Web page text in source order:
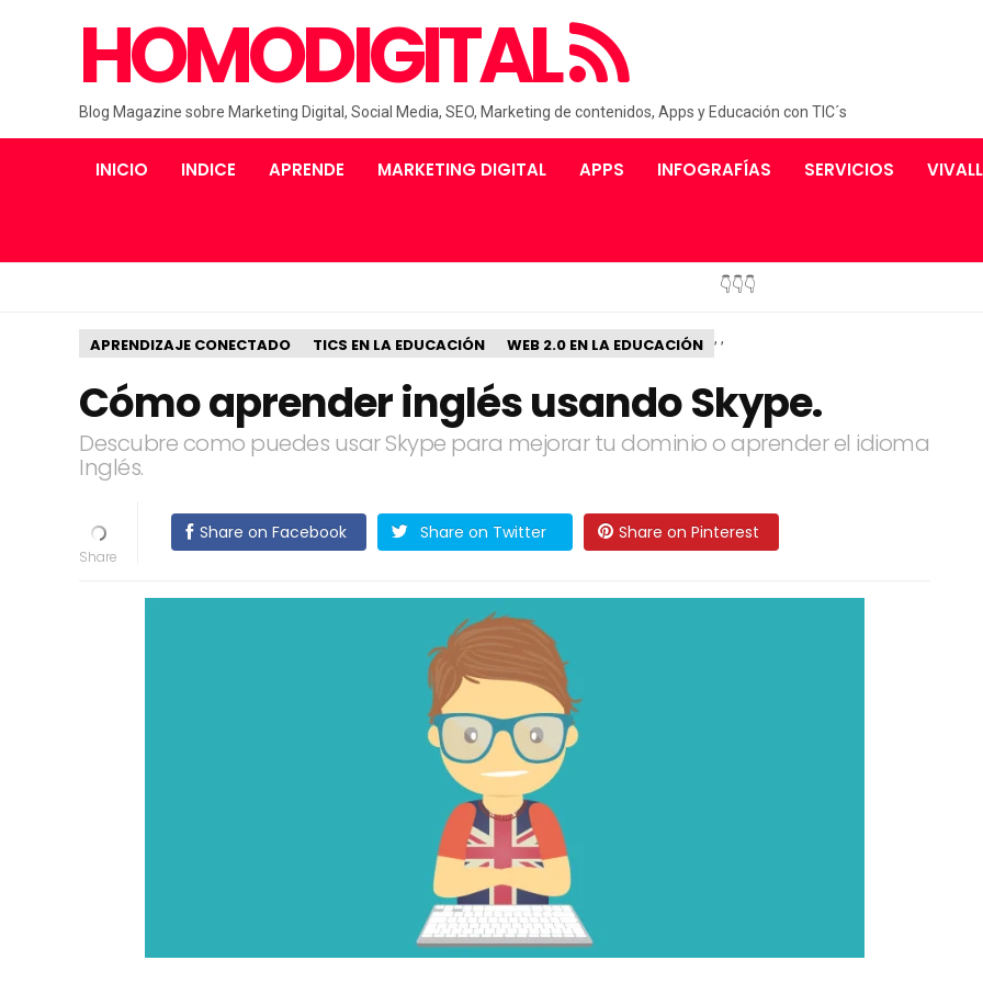
HOMODIGITAL
Blog Magazine sobre Marketing Digital, Social Media, SEO, Marketing de contenidos, Apps y Educación con TIC´s
INICIO INDICE APRENDE MARKETING DIGITAL APPS INFOGRAFÍAS SERVICIOS
👇👇👇
APRENDIZAJE CONECTADO ,
TICS EN LA EDUCACIÓN ,
WEB 2.0 EN LA EDUCACIÓN
Cómo aprender inglés usando Skype.
Descubre como puedes usar Skype para mejorar tu dominio o aprender el idioma
Inglés.
Share on Facebook Share on Twitter Share on Pinterest